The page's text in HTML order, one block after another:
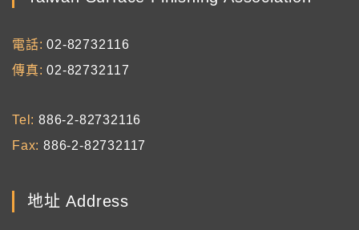
電話
02-82732116
傳真
02-82732117
Tel
886-2-82732116
Fax 886-2-82732117
地址 Address